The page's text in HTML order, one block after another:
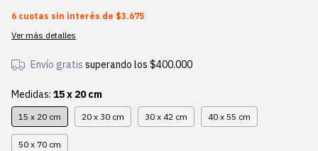
6 cuotas sin interés de $3.675
Ver más detalles
Envío gratis superando los $400.000
Medidas: 15 x 20 cm
15 x 20 cm 20 x 30 cm 30 x 42 cm 40 x 55 cm
50 x 70 cm